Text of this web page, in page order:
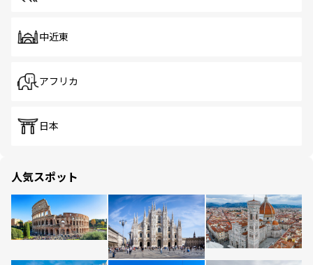
中近東
アフリカ
日本
人気スポット